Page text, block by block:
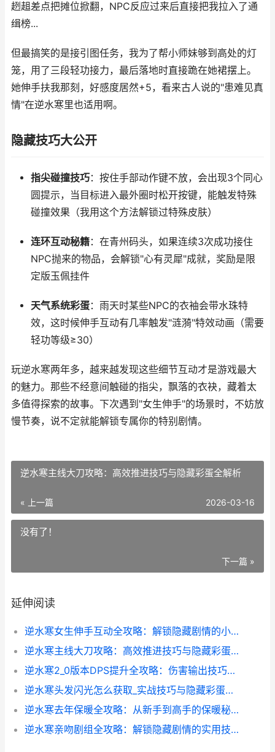
趔趄差点把摊位掀翻，NPC反应过来后直接把我拉入了通
缉榜...
但最搞笑的是接引图任务，我为了帮小师妹够到高处的灯
笼，用了三段轻功接力，最后落地时直接跪在她裙摆上。
她伸手扶我那刻，好感度居然+5，看来古人说的"患难见真
情"在逆水寒里也适用啊。
隐藏技巧大公开
指尖碰撞技巧：按住手部动作键不放，会出现3个同心
圆提示，当目标进入最外圈时松开按键，能触发特殊
碰撞效果（我用这个方法解锁过特殊皮肤）
连环互动秘籍：在青州码头，如果连续3次成功接住
NPC抛来的物品，会解锁"心有灵犀"成就，奖励是限
定版玉佩挂件
天气系统彩蛋：雨天时某些NPC的衣袖会带水珠特
效，这时候伸手互动有几率触发"涟漪"特效动画（需要
轻功等级≥30）
玩逆水寒两年多，越来越发现这些细节互动才是游戏最大
的魅力。那些不经意间触碰的指尖，飘落的衣袂，藏着太
多值得探索的故事。下次遇到"女生伸手"的场景时，不妨放
慢节奏，说不定就能解锁专属你的特别剧情。
逆水寒主线大刀攻略：高效推进技巧与隐藏彩蛋全解析
« 上一篇 2026-03-16
没有了！
下一篇 »
延伸阅读
逆水寒女生伸手互动全攻略：解锁隐藏剧情的小心机
逆水寒主线大刀攻略：高效推进技巧与隐藏彩蛋全解析
逆水寒2_0版本DPS提升全攻略：伤害输出技巧大揭秘
逆水寒头发闪光怎么获取_实战技巧与隐藏彩蛋全解析
逆水寒去年保暖全攻略：从新手到高手的保暖秘籍
逆水寒亲吻剧组全攻略：解锁隐藏剧情的实用技巧